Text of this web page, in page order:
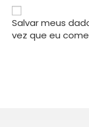
Salvar meus
vez que eu